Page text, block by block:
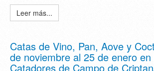
Leer más...
Catas de Vino, Pan, Aove y
de noviembre al 25 de enero
Catadores de Campo de